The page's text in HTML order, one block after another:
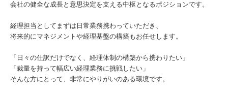
会社の健全な成長と意思決定を支える中枢となるポジションです。
経理担当としてまずは日常業務携わっていただき、
将来的にマネジメントや経理基盤の構築もお任せします。
「日々の仕訳だけでなく、経理体制の構築から携わりたい」
「裁量を持って幅広い経理業務に挑戦したい」
そんな方にとって、非常にやりがいのある環境です。